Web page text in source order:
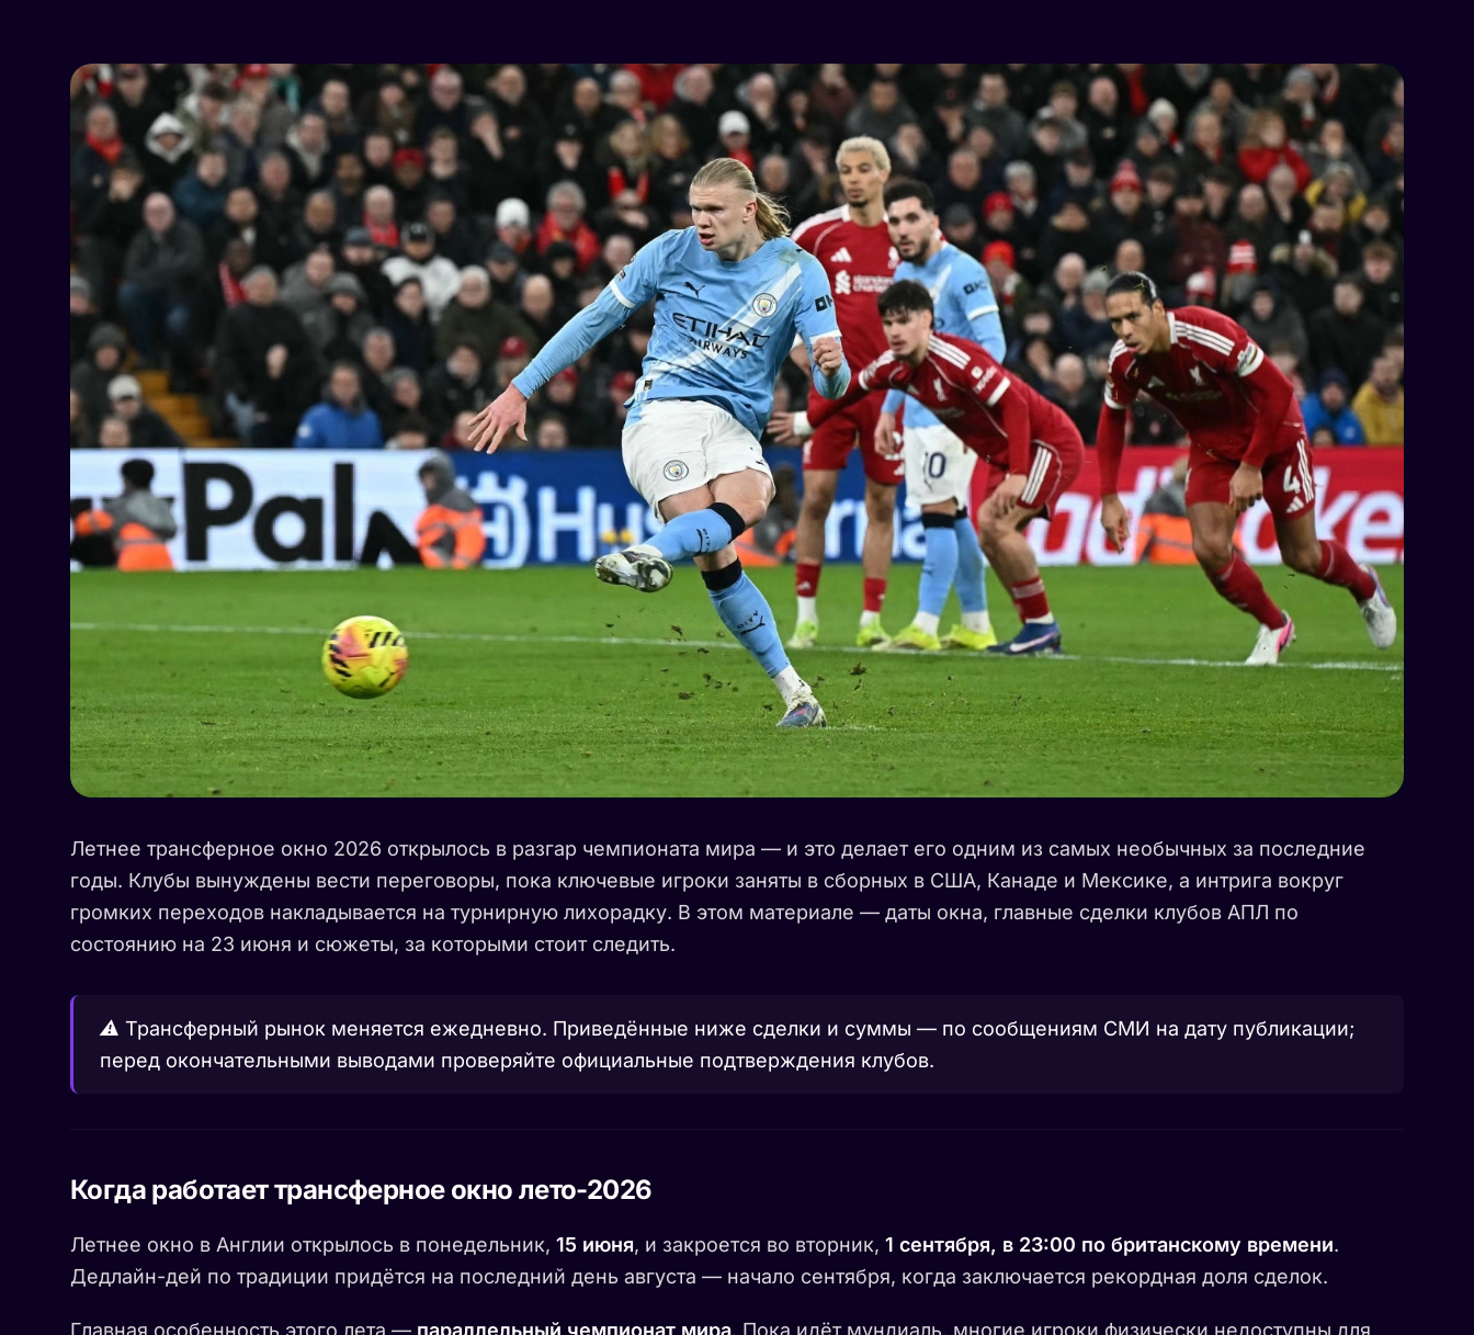
Летнее трансферное окно 2026 открылось в разгар чемпионата мира — и это делает его одним из самых необычных за последние
годы. Клубы вынуждены вести переговоры, пока ключевые игроки заняты в сборных в США, Канаде и Мексике, а интрига вокруг
громких переходов накладывается на турнирную лихорадку. В этом материале — даты окна, главные сделки клубов АПЛ по
состоянию на 23 июня и сюжеты, за которыми стоит следить.
⚠️ Трансферный рынок меняется ежедневно. Приведённые ниже сделки и суммы — по сообщениям СМИ на дату публикации;
перед окончательными выводами проверяйте официальные подтверждения клубов.
Когда работает трансферное окно лето-2026
Летнее окно в Англии открылось в понедельник, 15 июня, и закроется во вторник, 1 сентября, в 23:00 по британскому времени.
Дедлайн-дей по традиции придётся на последний день августа — начало сентября, когда заключается рекордная доля сделок.
Главная особенность этого лета — параллельный чемпионат мира. Пока идёт мундиаль, многие игроки физически недоступны для